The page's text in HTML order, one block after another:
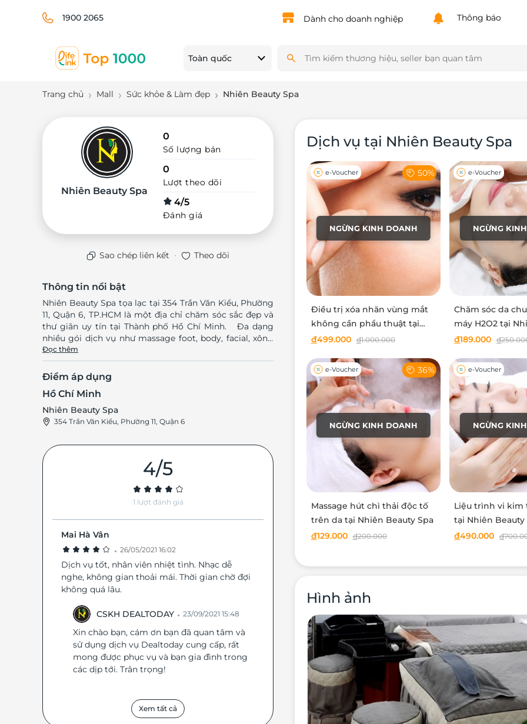
1900 2065 Dành cho doanh nghiệp Thông báo
Toàn quốc
Trang chủ Mall Sức khỏe & Làm đẹp Nhiên Beauty Spa
Nhiên Beauty Spa
0
Số lượng bán
0
Lượt theo dõi
4/5
Đánh giá
Sao chép liên kết · Theo dõi
Thông tin nổi bật
Nhiên Beauty Spa tọa lạc tại 354 Trần Văn Kiểu, Phường
11, Quận 6, TP.HCM là một địa chỉ chăm sóc sắc đẹp và
thư giãn uy tín tại Thành phố Hồ Chí Minh. Đa dạng
nhiều gói dịch vụ như massage foot, body, facial, xông
hơi,… Không gian được thiết kế sang trọng, thoáng
đãng mang đến cho bạn cảm giác thoải mái, dễ chịu.
Hệ thống máy móc hiện đại mang đến cho bạn
những dịch vụ tốt nhất. Đội ngũ nhân viên có trình độ
chuyên môn, nhiều kinh nghiệm trong lĩnh vực làm đẹp
mang đến cho bạn sự hài lòng tuyệt đối khi trải nghiệm
các gói dịch vụ tại đây. Truy cập lifelink.vn để trải
dẫn! LifeLink
Đọc thêm
Điểm áp dụng
Hồ Chí Minh
Nhiên Beauty Spa
354 Trần Văn Kiểu, Phường 11, Quận 6
4/5
1 lượt đánh giá
Mai Hà Vân
· 26/05/2021 16:02
Dịch vụ tốt, nhân viên nhiệt tình. Nhạc dễ
nghe, không gian thoải mái. Thời gian chờ đợi
không quá lâu.
CSKH DEALTODAY · 23/09/2021 15:48
Xin chào bạn, cám ơn bạn đã quan tâm và
sử dụng dịch vụ Dealtoday cung cấp, rất
mong được phục vụ và bạn gia đình trong
các dịp tới. Trân trọng!
Xem tất cả
Dịch vụ tại Nhiên Beauty Spa
NGỪNG KINH DOANH
e-Voucher 50%
Điều trị xóa nhăn vùng mắt
không cần phẩu thuật tại
Nhiên Beauty Spa
đ499.000 đ1.000.000
NGỪNG
e-Voucher
Chăm sóc da
máy H2O2 tại
Spa
đ189.000 đ
NGỪNG KINH DOANH
e-Voucher 36%
Massage hút chì thải độc tố
trên da tại Nhiên Beauty Spa
đ129.000 đ200.000
NGỪNG
e-Voucher
Liệu trình vi kim
tại Nhiên Beauty
đ490.000 đ
Hình ảnh